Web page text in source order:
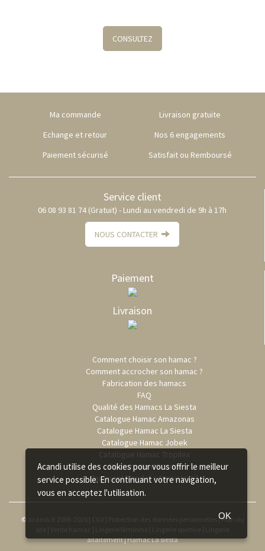
CONSULTEZ
Ma commande
Livraison gratuite
Echange et retour
Nos 6 engagements
Paiement sécurisé
Satisfait ou Remboursé
Service client
06 08 93 81 74 (Gratuit) - Lundi au vendredi de 9h à 17h
NOUS CONTACTER
Paiement
Livraison
Comment choisir son hamac ?
Comment accrocher son hamac ?
Fabrication des hamacs
FAQ
Qualité des Hamacs La Siesta
Catalogue Hamac Amazonas
Catalogue Hamac La Siesta
Catalogue Hamac Jobek
Catalogue Hamac Tropilex
Recrutement acandi
Paiement Mandat administratif
© acandi.fr 2006-2026 | CGV| Protection des données personnelles |Plan du
site | Vente hamac | Lingerie féminine | Lingerie sportive | Lingerie
allaitement|Hamac La siesta
Acandi utilise des cookies pour vous offrir le meilleur
service possible. En continuant votre navigation,
vous en acceptez l'utilisation.
OK